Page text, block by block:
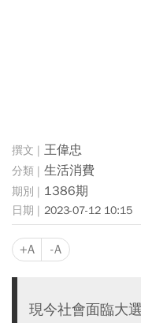
王偉忠
生活消費
1386期
2023-07-12 10:15
+A -A
現今社會面臨大